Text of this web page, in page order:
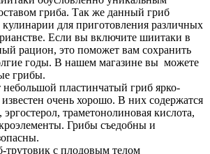
гриба. Так же данный гриб
кулинарии для приготовления различных
Если вы включите шиитаки в
рацион, это поможет вам сохранить
годы. В нашем магазине вы можете
грибы.
пластинчатый гриб ярко-
очень хорошо. В них содержатся
траметонолиновая кислота,
Грибы съедобны и
трутовик с плодовым телом